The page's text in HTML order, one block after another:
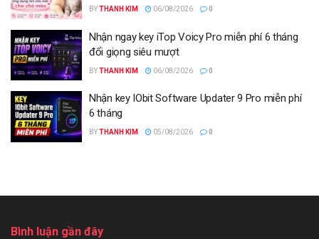
BYTHANH KIM 06/08/2026 0
Nhận ngay key iTop Voicy Pro miễn phí 6 tháng
đổi giọng siêu mượt
BYTHANH KIM 06/08/2026 0
Nhận key IObit Software Updater 9 Pro miễn phí
6 tháng
BYTHANH KIM 05/08/2026 0
Bình luận gần đây